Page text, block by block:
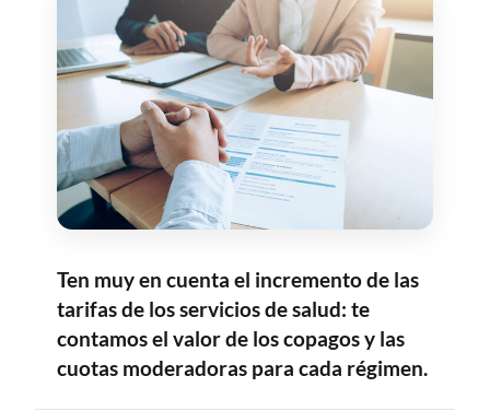
Ten muy en cuenta el incremento de las
tarifas de los servicios de salud: te
contamos el valor de los copagos y las
cuotas moderadoras para cada régimen.